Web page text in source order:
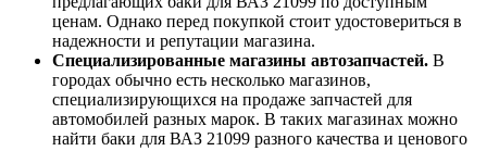
ценам. Однако перед покупкой стоит удостовериться в
надежности и репутации магазина.
Специализированные магазины автозапчастей. В
городах обычно есть несколько магазинов,
специализирующихся на продаже запчастей для
автомобилей разных марок. В таких магазинах можно
найти баки для ВАЗ 21099 разного качества и ценового